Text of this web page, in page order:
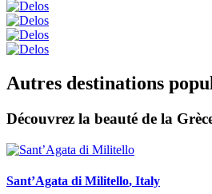
Autres destinations
Découvrez la beauté de la
Sant’Agata di Militello, Italy